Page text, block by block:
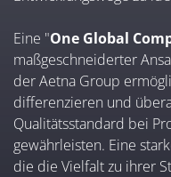
Eine "One Global
maßgeschneiderter
der Aetna Group
differenzieren und
Qualitätsstandard bei
gewährleisten. Eine
die die Vielfalt zu ihrer